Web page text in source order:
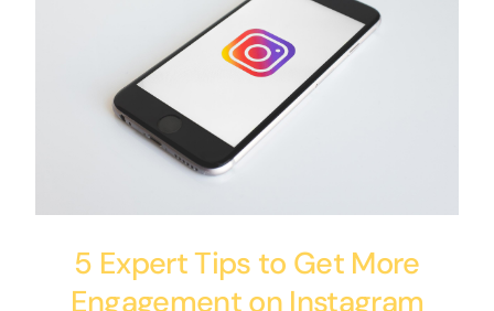
5 Expert Tips to Get More
Engagement on Instagram